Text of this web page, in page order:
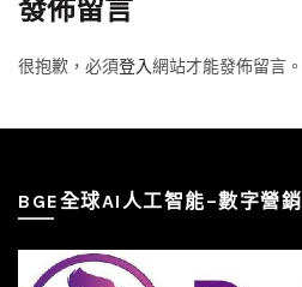
發佈留言
很抱歉，必須登入網站才能發佈留言。
BGE全球AI人工智能–數字營銷